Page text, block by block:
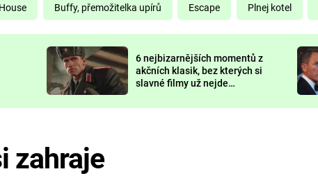
DELIVERANCE
CHUCK
NORRIS
Buffy, přemožitelka upírů Escape Plnej kotel
6 nejbizarnějších momentů z
akčních klasik, bez kterých si
slavné filmy už nejde
zahraje